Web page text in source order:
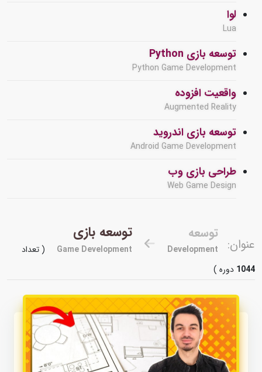
لوا
Lua
توسعه بازی Python
Python Game Development
واقعیت افزوده
Augmented Reality
توسعه بازی اندروید
Android Game Development
طراحی بازی وب
Web Game Design
عنوان:
توسعه
Development
توسعه بازی
Game Development
( تعداد
1044 دوره )